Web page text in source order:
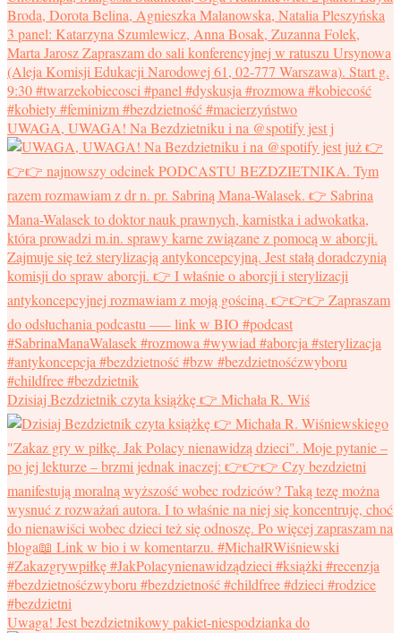
UWAGA, UWAGA! Na Bezdzietniku i na @spotify jest j
Dzisiaj Bezdzietnik czyta książkę 👉 Michała R. Wiś
Uwaga! Jest bezdzietnikowy pakiet-niespodzianka do